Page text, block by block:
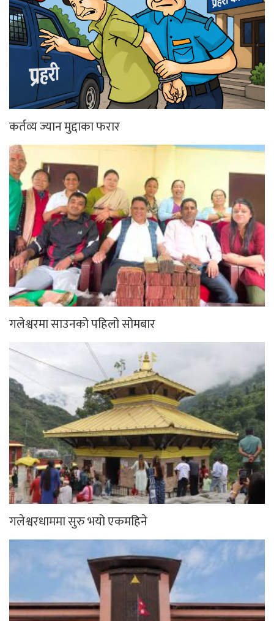
कर्तव्य ज्यान मुद्दाका फरार
गलेश्वरमा साउनको पहिलो सोमबार
गलेश्वरधाममा सुरु भयो एकमहिने